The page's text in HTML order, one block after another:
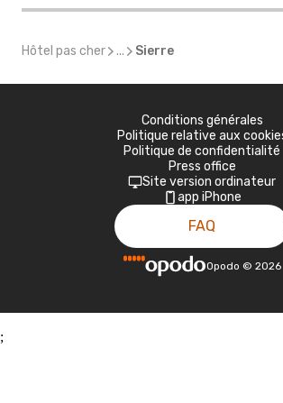
Hôtel pas cher ... Sierre
Conditions générales
Politique relative aux
Politique de confidentialité
Press office
Site version ordinateur
app iPhone
FAQ
Opodo © 2026
;